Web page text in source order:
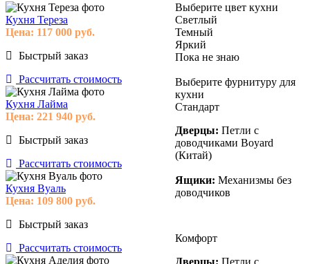
Кухня Тереза
Цена: 117 000 руб.
Быстрый заказ
Рассчитать стоимость
Кухня Лайма
Цена: 221 940 руб.
Быстрый заказ
Рассчитать стоимость
Кухня Вуаль
Цена: 109 800 руб.
Быстрый заказ
Рассчитать стоимость
Выберите цвет кухни
Светлый
Темный
Яркий
Пока не знаю
Выберите фурнитуру для
кухни
Стандарт
Дверцы: Петли с
доводчиками Boyard
(Китай)
Ящики: Механизмы без
доводчиков
Комфорт
Дверцы: Петли с